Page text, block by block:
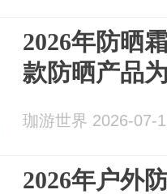
2026年防晒
款防晒产品
珈游世界 2026-07-
2026年户外